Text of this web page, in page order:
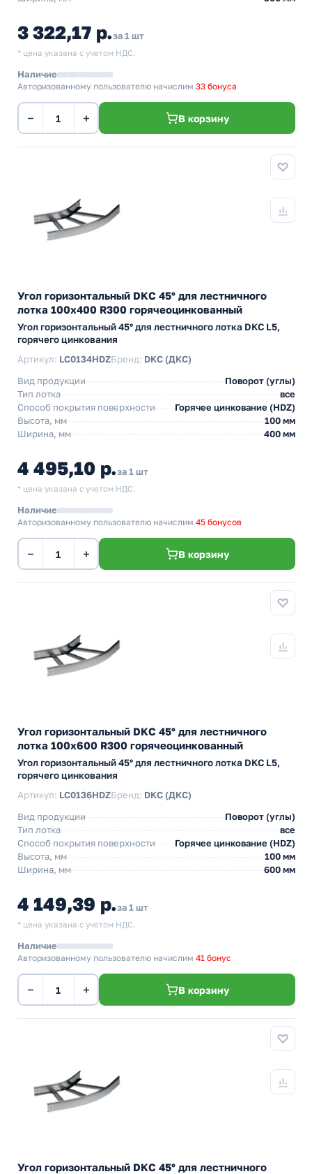
3 322,17 р.за 1 шт
* цена указана с учетом НДС.
Наличие
Авторизованному пользователю начислим 33 бонуса
− + В корзину
Угол горизонтальный DKC 45° для лестничного
лотка 100х400 R300 горячеоцинкованный
Угол горизонтальный 45° для лестничного лотка DKC L5,
горячего цинкования
Артикул: LC0134HDZБренд: DKC (ДКС)
Вид продукции
Поворот (углы)
Тип лотка
все
Способ покрытия поверхности
Горячее цинкование (HDZ)
Высота, мм
100 мм
Ширина, мм
400 мм
4 495,10 р.за 1 шт
* цена указана с учетом НДС.
Наличие
Авторизованному пользователю начислим 45 бонусов
− + В корзину
Угол горизонтальный DKC 45° для лестничного
лотка 100х600 R300 горячеоцинкованный
Угол горизонтальный 45° для лестничного лотка DKC L5,
горячего цинкования
Артикул: LC0136HDZБренд: DKC (ДКС)
Вид продукции
Поворот (углы)
Тип лотка
все
Способ покрытия поверхности
Горячее цинкование (HDZ)
Высота, мм
100 мм
Ширина, мм
600 мм
4 149,39 р.за 1 шт
* цена указана с учетом НДС.
Наличие
Авторизованному пользователю начислим 41 бонус
− + В корзину
Угол горизонтальный DKC 45° для лестничного